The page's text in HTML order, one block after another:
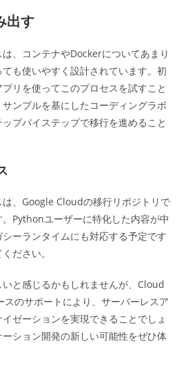
出す
、コンテナやDockerについてあまり
も使いやすく設計されています。初
リを使ってこのプロセスを試すこと
ンプルを基にしたコーディングラボ
プバイステップで移行を進めること
、Google Cloudの移行リポジトリで
Pythonユーザーに特化した内容が中
ーランタイムにも対応する予定です
ださい。
と感じるかもしれませんが、Cloud
のサポートにより、サーバーレスア
ゼーションを実現できることでしょ
ション開発の新しい可能性をぜひ体